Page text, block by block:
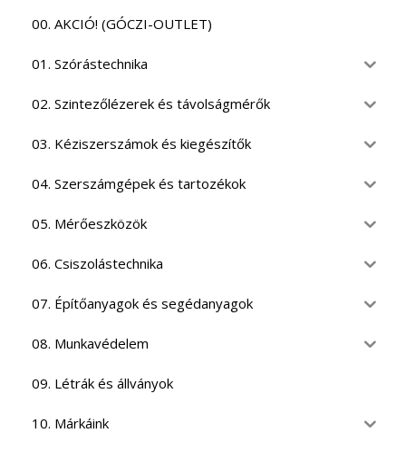
00. AKCIÓ! (GÓCZI-OUTLET)
01. Szórástechnika
02. Szintezőlézerek és távolságmérők
03. Kéziszerszámok és kiegészítők
04. Szerszámgépek és tartozékok
05. Mérőeszközök
06. Csiszolástechnika
07. Építőanyagok és segédanyagok
08. Munkavédelem
09. Létrák és állványok
10. Márkáink